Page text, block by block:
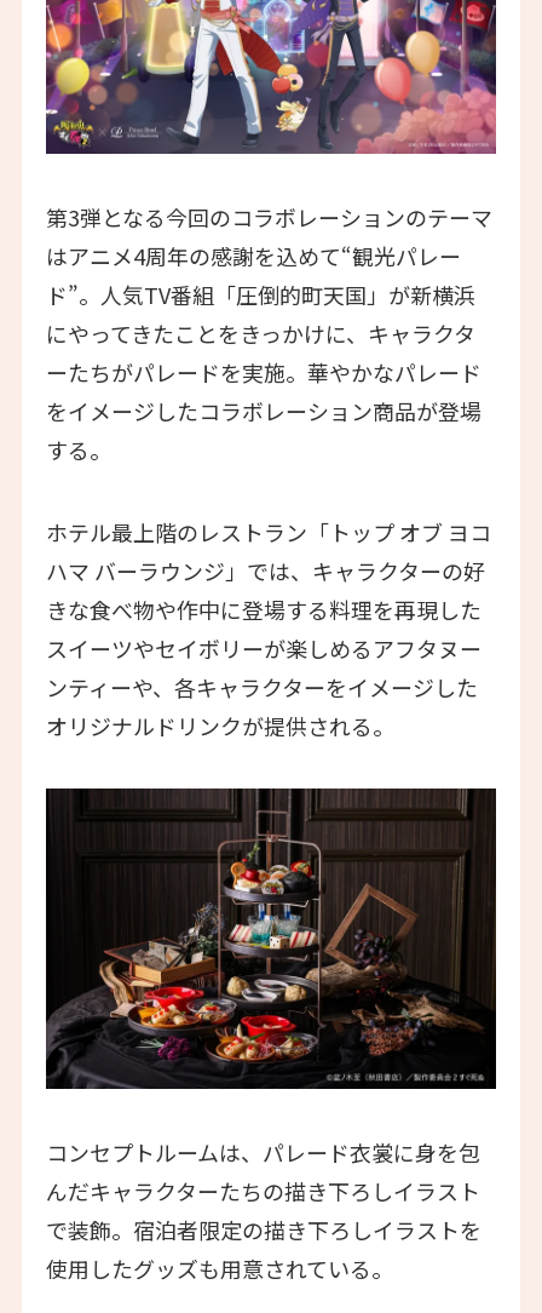
第3弾となる今回のコラボレーションのテーマ
はアニメ4周年の感謝を込めて“観光パレー
ド”。人気TV番組「圧倒的町天国」が新横浜
にやってきたことをきっかけに、キャラクタ
ーたちがパレードを実施。華やかなパレード
をイメージしたコラボレーション商品が登場
する。
ホテル最上階のレストラン「トップ オブ ヨコ
ハマ バーラウンジ」では、キャラクターの好
きな食べ物や作中に登場する料理を再現した
スイーツやセイボリーが楽しめるアフタヌー
ンティーや、各キャラクターをイメージした
オリジナルドリンクが提供される。
コンセプトルームは、パレード衣裳に身を包
んだキャラクターたちの描き下ろしイラスト
で装飾。宿泊者限定の描き下ろしイラストを
使用したグッズも用意されている。